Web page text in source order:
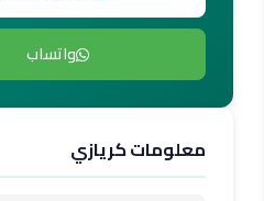
واتساب
معلومات كريازي